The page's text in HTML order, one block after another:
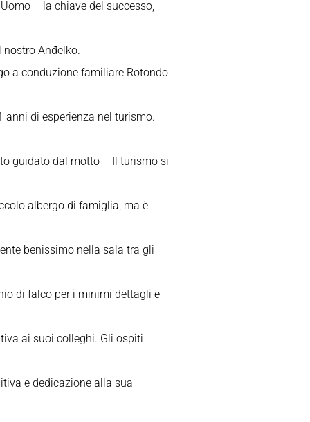
– la chiave del successo,
nostro Anđelko.
a conduzione familiare Rotondo
anni di esperienza nel turismo.
guidato dal motto – Il turismo si
albergo di famiglia, ma è
benissimo nella sala tra gli
di falco per i minimi dettagli e
ai suoi colleghi. Gli ospiti
e dedicazione alla sua